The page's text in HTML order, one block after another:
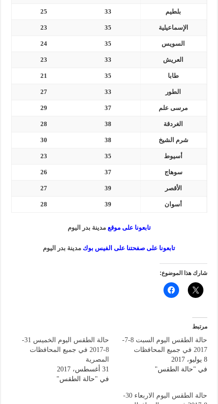
بلطيم 33
25
الإسماعيلية 35
23
السويس 35
24
العريش 33
23
طابا 35
21
الطور 33
27
مرسى علم 37
29
الغردقة 38
28
شرم الشيخ 38
30
أسيوط 35
23
سوهاج 37
26
الأقصر 39
27
أسوان 39
28
تابعونا على موقع مدينة بدر اليوم
تابعونا على صفحتنا على الفيس بوك مدينة بدر اليوم
شارك هذا الموضوع:
مرتبط
حالة الطقس اليوم السبت 8-7-
2017 في جميع المحافظات
8 يوليو، 2017
في "حالة الطقس"
حالة الطقس اليوم الخميس 31-
8-2017 في جميع المحافظات
المصرية
31 أغسطس، 2017
في "حالة الطقس"
حالة الطقس اليوم الاربعاء 30-